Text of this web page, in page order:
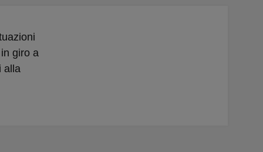
giro a
alla